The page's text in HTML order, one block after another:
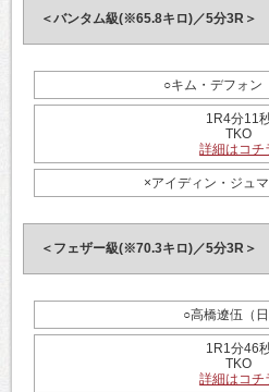
＜バンタム級(※65.8キロ)／5分3R＞
○キム・デフォン
1R4分11
TKO
詳細はコチ
×アイディン・ジュマ
＜フェザー級(※70.3キロ)／5分3R＞
○高橋遼伍（日
1R1分46
TKO
詳細はコチ